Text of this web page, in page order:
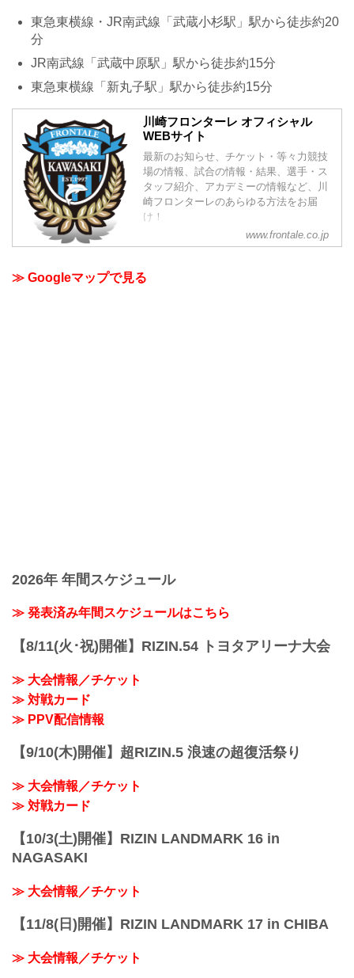
東急東横線・JR南武線「武蔵小杉駅」駅から徒歩約20
分
JR南武線「武蔵中原駅」駅から徒歩約15分
東急東横線「新丸子駅」駅から徒歩約15分
川崎フロンターレ オフィシャル
WEBサイト
最新のお知らせ、チケット・等々力競技
場の情報、試合の情報・結果、選手・ス
タッフ紹介、アカデミーの情報など、川
崎フロンターレのあらゆる方法をお届
け！
www.frontale.co.jp
≫ Googleマップで見る
2026年 年間スケジュール
≫ 発表済み年間スケジュールはこちら
【8/11(火･祝)開催】RIZIN.54 トヨタアリーナ大会
≫ 大会情報／チケット
≫ 対戦カード
≫ PPV配信情報
【9/10(木)開催】超RIZIN.5 浪速の超復活祭り
≫ 大会情報／チケット
≫ 対戦カード
【10/3(土)開催】RIZIN LANDMARK 16 in
NAGASAKI
≫ 大会情報／チケット
【11/8(日)開催】RIZIN LANDMARK 17 in CHIBA
≫ 大会情報／チケット